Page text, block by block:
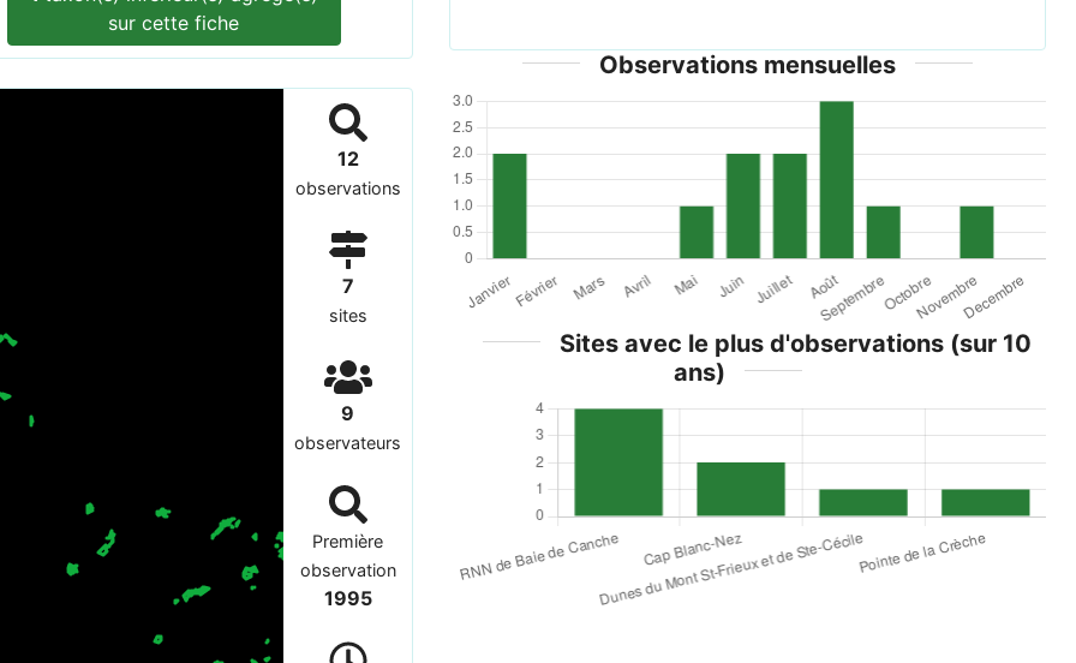
sur cette fiche
12
observations
7
sites
9
observateurs
Première
observation
1995
Observations mensuelles
Sites avec le plus d'observations (sur 10
ans)